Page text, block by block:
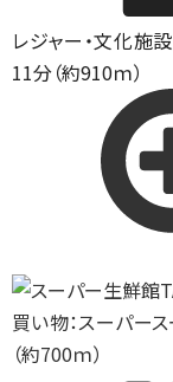
レジャー・文化施設
11分（約910ｍ）
買い物：スーパー
（約700ｍ）